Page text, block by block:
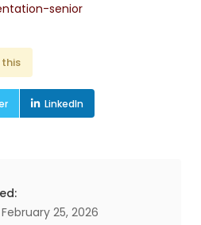
senior
LinkedIn
25, 2026